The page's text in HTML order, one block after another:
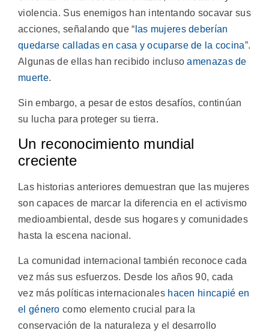
violencia. Sus enemigos han intentando socavar sus
acciones, señalando que “ las mujeres deberían
quedarse calladas en casa y ocuparse de la cocina”.
Algunas de ellas han recibido inclusoamenazas de
muerte.
Sin embargo, a pesar de estos desafíos, continúan
su lucha para proteger su tierra.
Un reconocimiento mundial
creciente
Las historias anteriores demuestran que las mujeres
son capaces de marcar la diferencia en el activismo
medioambiental, desde sus hogares y comunidades
hasta la escena nacional.
La comunidad internacional también reconoce cada
vez más sus esfuerzos. Desde los años 90, cada
vez más políticas internacionales hacen hincapié en
el género como elemento crucial para la
conservación de la naturaleza y el desarrollo